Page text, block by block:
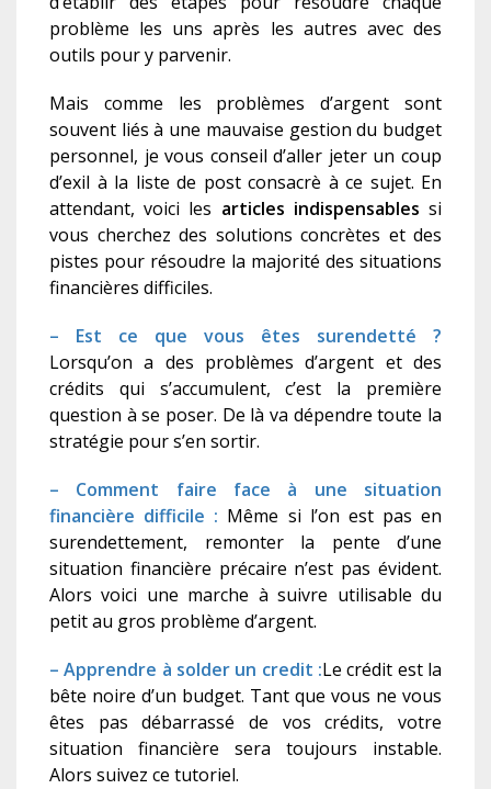
problème les uns après les autres avec des
outils pour y parvenir.
Mais comme les problèmes d’argent sont
souvent liés à une mauvaise gestion du budget
personnel, je vous conseil d’aller jeter un coup
d’exil à la liste de post consacrè à ce sujet. En
attendant, voici les articles indispensables si
vous cherchez des solutions concrètes et des
pistes pour résoudre la majorité des situations
financières difficiles.
– Est ce que vous êtes surendetté ?
Lorsqu’on a des problèmes d’argent et des
crédits qui s’accumulent, c’est la première
question à se poser. De là va dépendre toute la
stratégie pour s’en sortir.
– Comment faire face à une situation
financière difficile : Même si l’on est pas en
surendettement, remonter la pente d’une
situation financière précaire n’est pas évident.
Alors voici une marche à suivre utilisable du
petit au gros problème d’argent.
– Apprendre à solder un credit :Le crédit est la
bête noire d’un budget. Tant que vous ne vous
êtes pas débarrassé de vos crédits, votre
situation financière sera toujours instable.
Alors suivez ce tutoriel.